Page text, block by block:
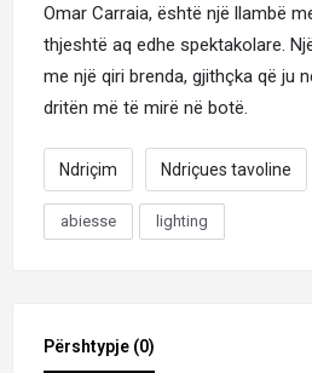
Omar Carraia, është një llambë
thjeshtë aq edhe spektakolare.
me një qiri brenda, gjithçka që ju
dritën më të mirë në botë.
Ndriçim Ndriçues tavoline
abiesse lighting
Përshtypje (0)